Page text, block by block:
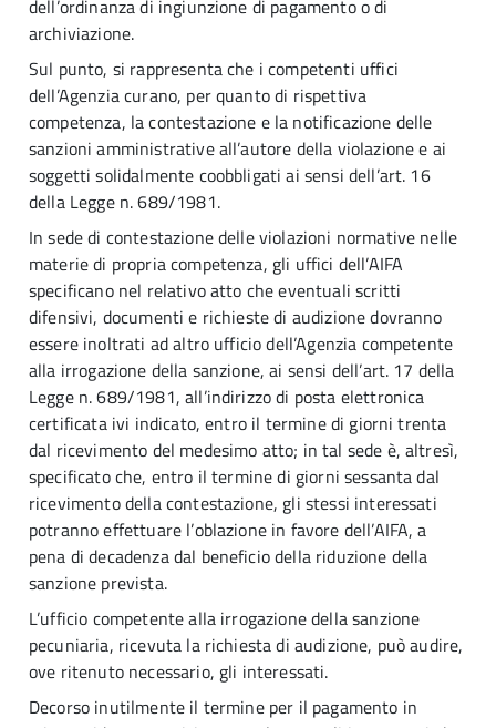
dell’ordinanza di ingiunzione di pagamento o di
archiviazione.
Sul punto, si rappresenta che i competenti uffici
dell’Agenzia curano, per quanto di rispettiva
competenza, la contestazione e la notificazione delle
sanzioni amministrative all’autore della violazione e ai
soggetti solidalmente coobbligati ai sensi dell’art. 16
della Legge n. 689/1981.
In sede di contestazione delle violazioni normative nelle
materie di propria competenza, gli uffici dell’AIFA
specificano nel relativo atto che eventuali scritti
difensivi, documenti e richieste di audizione dovranno
essere inoltrati ad altro ufficio dell’Agenzia competente
alla irrogazione della sanzione, ai sensi dell’art. 17 della
Legge n. 689/1981, all’indirizzo di posta elettronica
certificata ivi indicato, entro il termine di giorni trenta
dal ricevimento del medesimo atto; in tal sede è, altresì,
specificato che, entro il termine di giorni sessanta dal
ricevimento della contestazione, gli stessi interessati
potranno effettuare l’oblazione in favore dell’AIFA, a
pena di decadenza dal beneficio della riduzione della
sanzione prevista.
L’ufficio competente alla irrogazione della sanzione
pecuniaria, ricevuta la richiesta di audizione, può audire,
ove ritenuto necessario, gli interessati.
Decorso inutilmente il termine per il pagamento in